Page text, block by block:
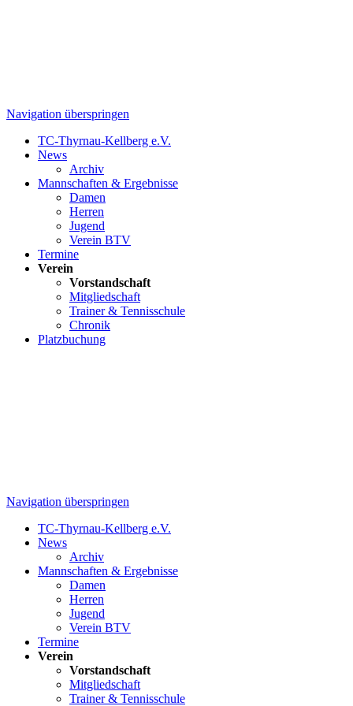
Navigation überspringen
TC-Thyrnau-Kellberg e.V.
News
Archiv
Mannschaften & Ergebnisse
Damen
Herren
Jugend
Verein BTV
Termine
Verein
Vorstandschaft
Mitgliedschaft
Trainer & Tennisschule
Chronik
Platzbuchung
Navigation überspringen
TC-Thyrnau-Kellberg e.V.
News
Archiv
Mannschaften & Ergebnisse
Damen
Herren
Jugend
Verein BTV
Termine
Verein
Vorstandschaft
Mitgliedschaft
Trainer & Tennisschule